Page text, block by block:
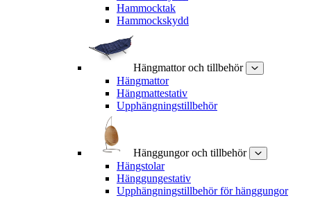
Hammocktak
Hammockskydd
Hängmattor och tillbehör
Hängmattor
Hängmattestativ
Upphängningstillbehör
Hänggungor och tillbehör
Hängstolar
Hänggungestativ
Upphängningstillbehör för hänggungor